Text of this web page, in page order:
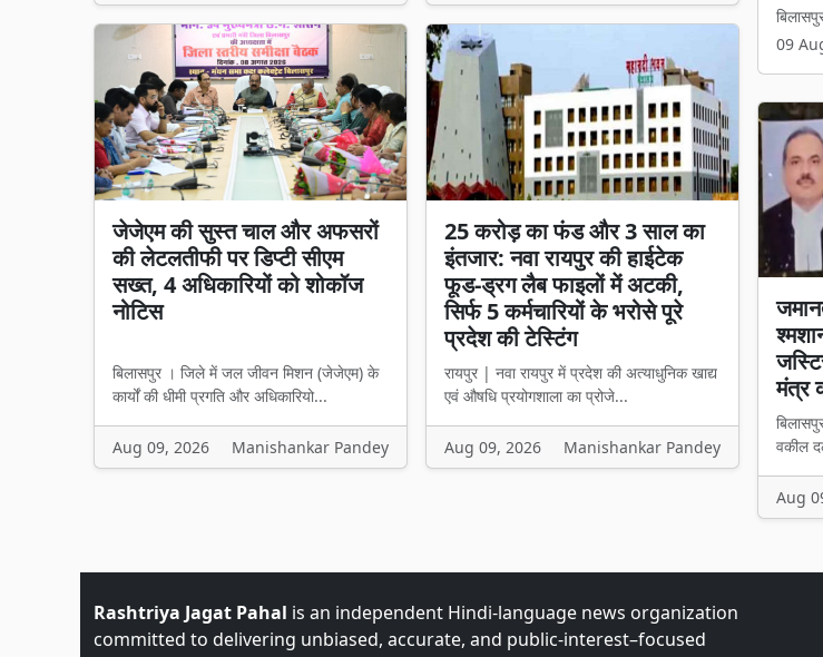
जेजेएम की सुस्त चाल और अफसरों
की लेटलतीफी पर डिप्टी सीएम
सख्त, 4 अधिकारियों को शोकॉज
नोटिस
बिलासपुर । जिले में जल जीवन मिशन (जेजेएम) के
कार्यों की धीमी प्रगति और अधिकारियो...
Aug 09, 2026 Manishankar Pandey
25 करोड़ का फंड और 3 साल का
इंतजार: नवा रायपुर की हाईटेक
फूड-ड्रग लैब फाइलों में अटकी,
सिर्फ 5 कर्मचारियों के भरोसे पूरे
प्रदेश की टेस्टिंग
रायपुर | नवा रायपुर में प्रदेश की अत्याधुनिक खाद्य
एवं औषधि प्रयोगशाला का प्रोजे...
Aug 09, 2026 Manishankar Pandey
09
09
मंत्र
वकील
Aug
Rashtriya Jagat Pahal is an independent Hindi-language news organization
committed to delivering unbiased, accurate, and public-interest–focused